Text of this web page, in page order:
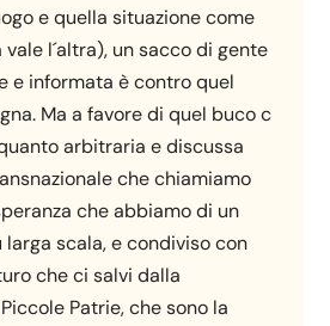
e quella situazione come
l´altra), un sacco di gente
e informata è contro quel
Ma a favore di quel buco c
quanto arbitraria e discussa
che chiamiamo
che abbiamo di un
scala, e condiviso con
che ci salvi dalla
Patrie, che sono la